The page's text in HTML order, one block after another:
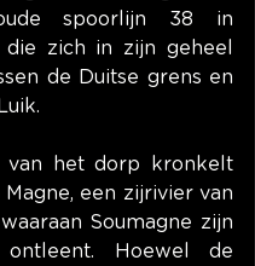
spoorlijn 38 in
die zich in zijn geheel
de Duitse grens en
van het dorp kronkelt
een zijrivier van
Soumagne zijn
ontleent. Hoewel de